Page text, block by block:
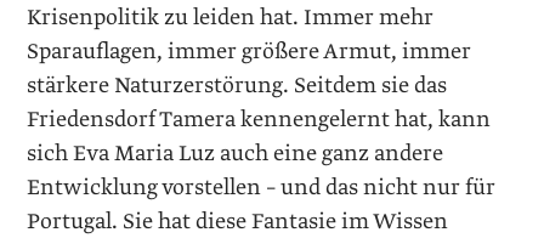
Krisenpolitik zu leiden hat. Immer mehr
Sparauflagen, immer größere Armut, immer
stärkere Naturzerstörung. Seitdem sie das
Friedensdorf Tamera kennengelernt hat, kann
sich Eva Maria Luz auch eine ganz andere
Entwicklung vorstellen – und das nicht nur für
Portugal. Sie hat diese Fantasie im Wissen